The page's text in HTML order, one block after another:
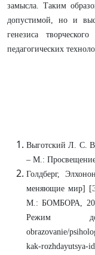
замысла. Таким
допустимой, но и
генезиса
педагогических
Выготский Л. С.
– М.:
Голдберг,
меняющие мир]
М.: БОМБОРА,
Режим
obrazovanie/
kak-